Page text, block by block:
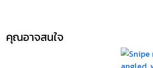
คุณอาจสนใจ